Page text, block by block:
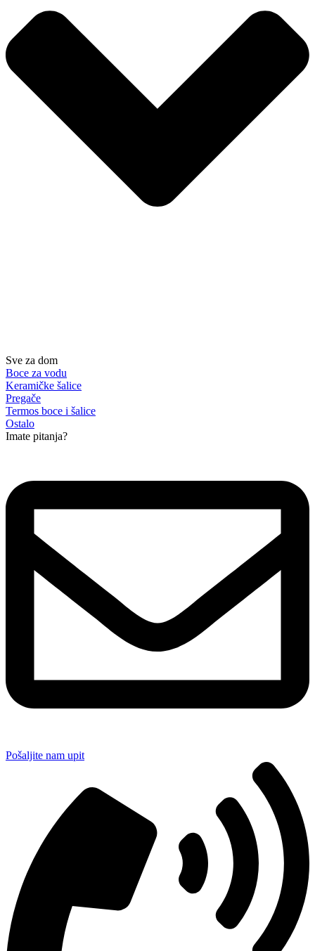
Sve za dom
Boce za vodu
Keramičke šalice
Pregače
Termos boce i šalice
Ostalo
Imate pitanja?
Pošaljite nam upit